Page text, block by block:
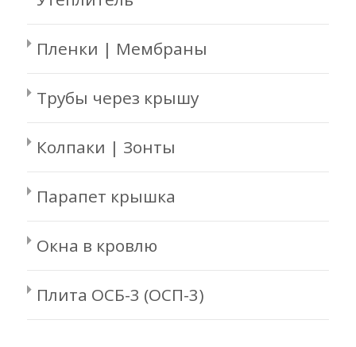
Пленки | Мембраны
Трубы через крышу
Колпаки | Зонты
Парапет крышка
Окна в кровлю
Плита ОСБ-3 (ОСП-3)